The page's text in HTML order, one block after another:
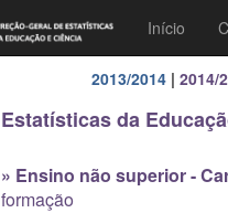
Início
2013/2014| 2014/
Estatísticas da
» Ensino não superior -
formação